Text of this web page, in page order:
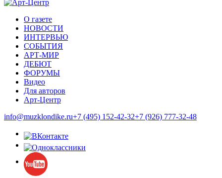
О газете
НОВОСТИ
ИНТЕРВЬЮ
СОБЫТИЯ
АРТ-МИР
ДЕБЮТ
ФОРУМЫ
Видео
Для авторов
Арт-Центр
info@muzklondike.ru+7 (495) 152-42-32+7 (926) 777-32-48